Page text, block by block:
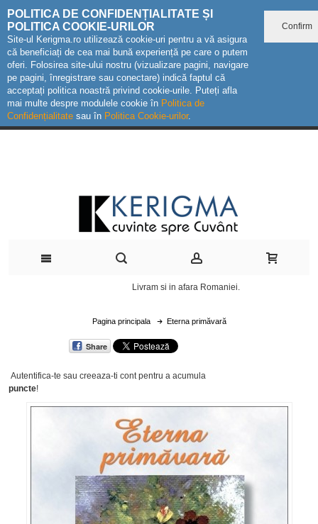
POLITICA DE CONFIDENȚIALITATE ȘI
POLITICA COOKIE-URILOR
Site-ul Kerigma.ro utilizează cookie-uri pentru a vă asigura
că beneficiați de cea mai bună experiență pe care o putem
oferi. Folosirea site-ului nostru (vizualizare pagini, navigare
pe pagini, înregistrare sau conectare) indică faptul că
acceptați politica noastră privind cookie-urile. Puteți afla
mai multe despre modulele cookie în Politica de
Confidențialitate sau în Politica Cookie-urilor.
Confirm
Livram si in afara Romaniei.
Pagina principala Eterna primăvară
Share
Autentifica-te sau creeaza-ti contpentru a acumula
puncte!